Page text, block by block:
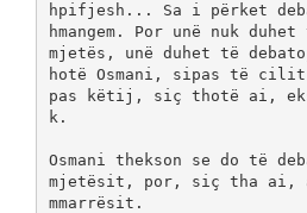
hpifjesh... Sa i përket
hmangem. Por unë nuk
mjetës, unë duhet të
hotë Osmani, sipas të cilit
pas këtij, siç thotë ai,
k.
Osmani thekson se do të
mjetësit, por, siç tha ai,
mmarrësit.